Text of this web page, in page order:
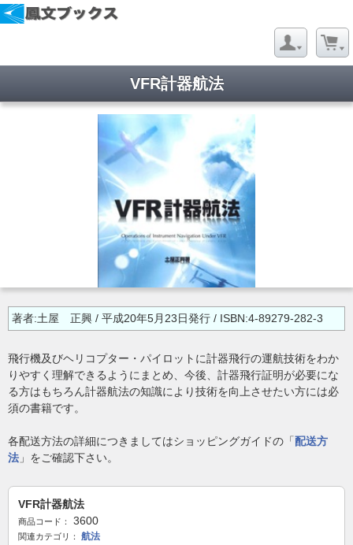
VFR計器航法
著者:土屋 正興 / 平成20年5月23日発行 / ISBN:4-89279-282-3
飛行機及びヘリコプター・パイロットに計器飛行の運航技術をわか
りやすく理解できるようにまとめ、今後、計器飛行証明が必要にな
る方はもちろん計器航法の知識により技術を向上させたい方には必
須の書籍です。
各配送方法の詳細につきましてはショッピングガイドの「配送方
法 」をご確認下さい。
VFR計器航法
商品コード： 3600
関連カテゴリ： 航法